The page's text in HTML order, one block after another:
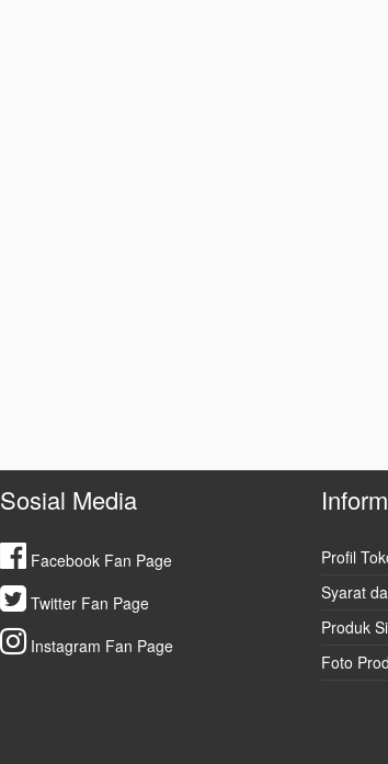
Sosial Media
Facebook Fan Page
Twitter Fan Page
Instagram Fan Page
Profil
Syarat
Produk
Foto